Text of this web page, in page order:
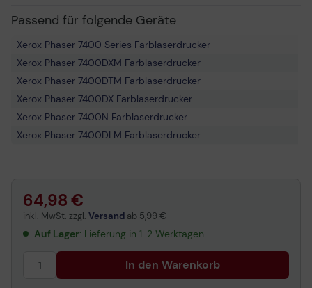
Passend für folgende Geräte
Xerox Phaser 7400 Series Farblaserdrucker
Xerox Phaser 7400DXM Farblaserdrucker
Xerox Phaser 7400DTM Farblaserdrucker
Xerox Phaser 7400DX Farblaserdrucker
Xerox Phaser 7400N Farblaserdrucker
Xerox Phaser 7400DLM Farblaserdrucker
Xerox Phaser 7400DN Farblaserdrucker
Xerox Phaser 7400 Farblaserdrucker
Xerox Phaser 7400NM Farblaserdrucker
64,98 €
inkl. MwSt. zzgl. Versand ab 5,99 €
Auf Lager: Lieferung in 1-2 Werktagen
In den Warenkorb